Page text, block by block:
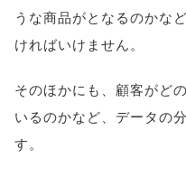
うな商品がとなるのかな
ければいけません。
そのほかにも、顧客がど
いるのかなど、データの
す。